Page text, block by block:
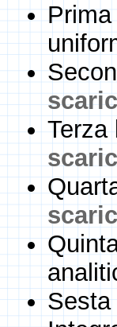
Terza
Sesta